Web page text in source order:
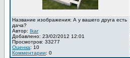
Название изображения: А у вашего друга есть
дача?
Автор: Ikar
Добавлено: 23/02/2012 12:01
Просмотров: 33277
Оценка: 10
Комментарии: 0